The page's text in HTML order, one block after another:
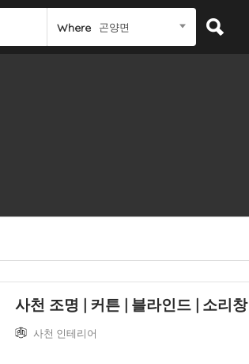
Where 곤양면
사천 조명 | 커튼 | 블라인드 | 소리창
사천 인테리어